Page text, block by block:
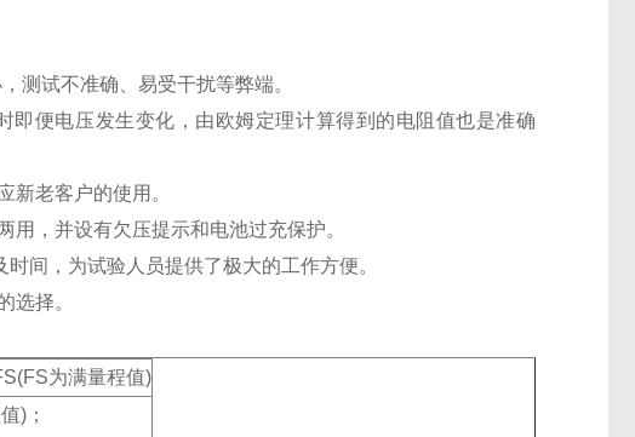
测试不准确、易受干扰等弊端。
便电压发生变化，由欧姆定理计算得到的电阻值也是准确
老客户的使用。
，并设有欠压提示和电池过充保护。
间，为试验人员提供了极大的工作方便。
选择。
为满量程值)
)；